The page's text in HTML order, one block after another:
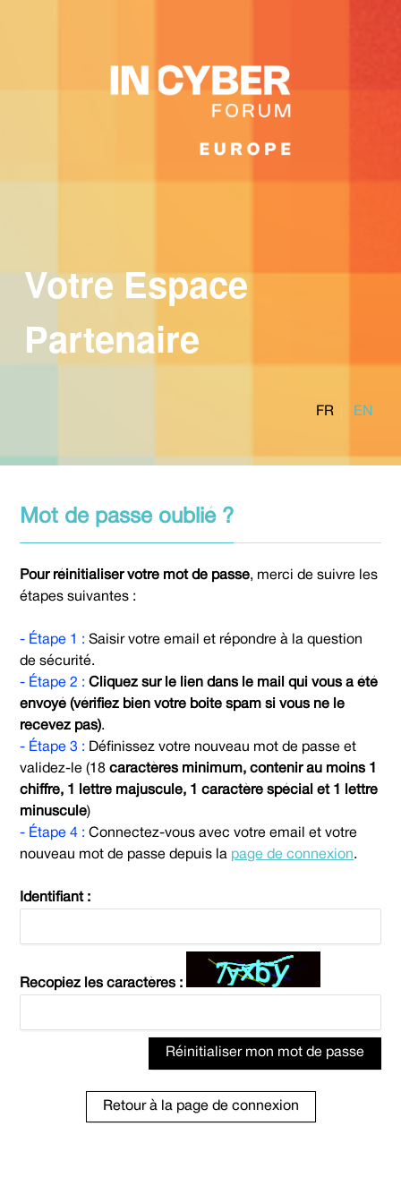
Votre Espace
Partenaire
FR EN
Mot de passe oublié ?
Pour réinitialiser votre mot de passe, merci de suivre les
étapes suivantes :
- Étape 1 : Saisir votre email et répondre à la question
de sécurité.
- Étape 2 : Cliquez sur le lien dans le mail qui vous a été
envoyé (vérifiez bien votre boite spam si vous ne le
recevez pas).
- Étape 3 : Définissez votre nouveau mot de passe et
validez-le (18 caractères minimum, contenir au moins 1
chiffre, 1 lettre majuscule, 1 caractère spécial et 1 lettre
minuscule)
- Étape 4 : Connectez-vous avec votre email et votre
nouveau mot de passe depuis la page de connexion.
Identifiant :
Recopiez les caractères :
Réinitialiser mon mot de passe
Retour à la page de connexion